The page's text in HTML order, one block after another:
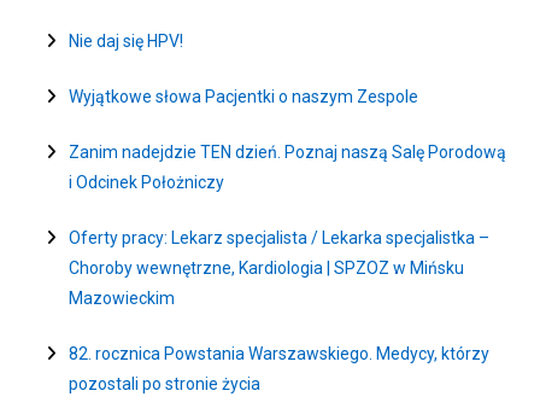
Nie daj się HPV!
Wyjątkowe słowa Pacjentki o naszym Zespole
Zanim nadejdzie TEN dzień. Poznaj naszą Salę Porodową
i Odcinek Położniczy
Oferty pracy: Lekarz specjalista / Lekarka specjalistka –
Choroby wewnętrzne, Kardiologia | SPZOZ w Mińsku
Mazowieckim
82. rocznica Powstania Warszawskiego. Medycy, którzy
pozostali po stronie życia